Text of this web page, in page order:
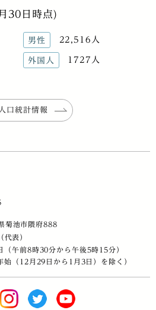
30日時点)
男性 22,516人
外国人 1727人
人口統計情報
菊池市隈府888
（代表）
（午前8時30分から午後5時15分）
始（12月29日から1月3日）を除く）